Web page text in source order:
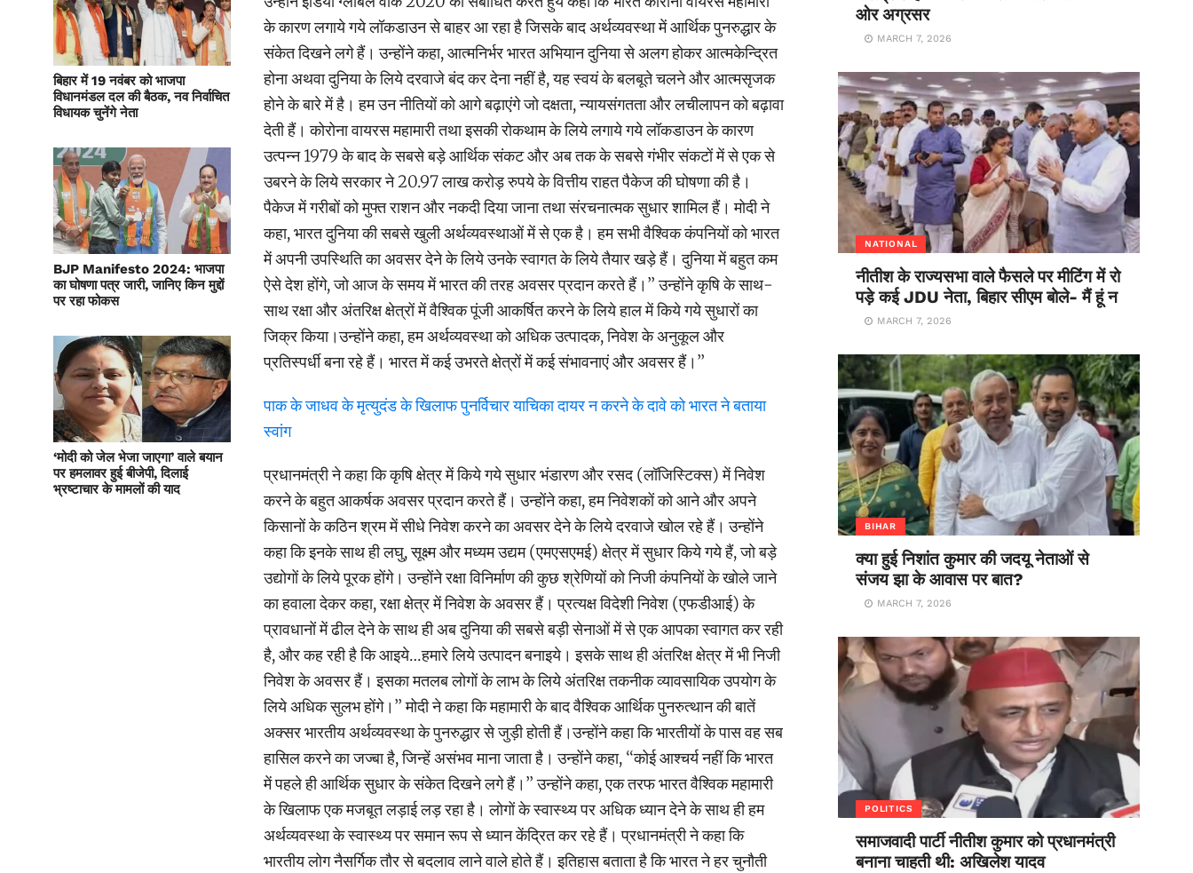
बिहार में 19 नवंबर को भाजपा
विधानमंडल दल की बैठक, नव निर्वाचित
विधायक चुनेंगे नेता
BJP Manifesto 2024: भाजपा
का घोषणा पत्र जारी, जानिए किन मुद्दों
पर रहा फोकस
‘मोदी को जेल भेजा जाएगा’ वाले बयान
पर हमलावर हुई बीजेपी, दिलाई
भ्रष्टाचार के मामलों की याद
के कारण लगाये गये लॉकडाउन से बाहर आ रहा है जिसके बाद अर्थव्यवस्था में आर्थिक पुनरुद्धार के
संकेत दिखने लगे हैं। उन्होंने कहा, आत्मनिर्भर भारत अभियान दुनिया से अलग होकर आत्मकेन्द्रित
होना अथवा दुनिया के लिये दरवाजे बंद कर देना नहीं है, यह स्वयं के बलबूते चलने और आत्मसृजक
होने के बारे में है। हम उन नीतियों को आगे बढ़ाएंगे जो दक्षता, न्यायसंगतता और लचीलापन को बढ़ावा
देती हैं। कोरोना वायरस महामारी तथा इसकी रोकथाम के लिये लगाये गये लॉकडाउन के कारण
उत्पन्न 1979 के बाद के सबसे बड़े आर्थिक संकट और अब तक के सबसे गंभीर संकटों में से एक से
उबरने के लिये सरकार ने 20.97 लाख करोड़ रुपये के वित्तीय राहत पैकेज की घोषणा की है।
पैकेज में गरीबों को मुफ्त राशन और नकदी दिया जाना तथा संरचनात्मक सुधार शामिल हैं। मोदी ने
कहा, भारत दुनिया की सबसे खुली अर्थव्यवस्थाओं में से एक है। हम सभी वैश्विक कंपनियों को भारत
में अपनी उपस्थिति का अवसर देने के लिये उनके स्वागत के लिये तैयार खड़े हैं। दुनिया में बहुत कम
ऐसे देश होंगे, जो आज के समय में भारत की तरह अवसर प्रदान करते हैं।’’ उन्होंने कृषि के साथ-
साथ रक्षा और अंतरिक्ष क्षेत्रों में वैश्विक पूंजी आकर्षित करने के लिये हाल में किये गये सुधारों का
जिक्र किया।उन्होंने कहा, हम अर्थव्यवस्था को अधिक उत्पादक, निवेश के अनुकूल और
प्रतिस्पर्धी बना रहे हैं। भारत में कई उभरते क्षेत्रों में कई संभावनाएं और अवसर हैं।’’
पाक के जाधव के मृत्युदंड के खिलाफ पुनर्विचार याचिका दायर न करने के दावे को भारत ने बताया
स्वांग
प्रधानमंत्री ने कहा कि कृषि क्षेत्र में किये गये सुधार भंडारण और रसद (लॉजिस्टिक्स) में निवेश
करने के बहुत आकर्षक अवसर प्रदान करते हैं। उन्होंने कहा, हम निवेशकों को आने और अपने
किसानों के कठिन श्रम में सीधे निवेश करने का अवसर देने के लिये दरवाजे खोल रहे हैं। उन्होंने
कहा कि इनके साथ ही लघु, सूक्ष्म और मध्यम उद्यम (एमएसएमई) क्षेत्र में सुधार किये गये हैं, जो बड़े
उद्योगों के लिये पूरक होंगे। उन्होंने रक्षा विनिर्माण की कुछ श्रेणियों को निजी कंपनियों के खोले जाने
का हवाला देकर कहा, रक्षा क्षेत्र में निवेश के अवसर हैं। प्रत्यक्ष विदेशी निवेश (एफडीआई) के
प्रावधानों में ढील देने के साथ ही अब दुनिया की सबसे बड़ी सेनाओं में से एक आपका स्वागत कर रही
है, और कह रही है कि आइये…हमारे लिये उत्पादन बनाइये। इसके साथ ही अंतरिक्ष क्षेत्र में भी निजी
निवेश के अवसर हैं। इसका मतलब लोगों के लाभ के लिये अंतरिक्ष तकनीक व्यावसायिक उपयोग के
लिये अधिक सुलभ होंगे।’’ मोदी ने कहा कि महामारी के बाद वैश्विक आर्थिक पुनरुत्थान की बातें
अक्सर भारतीय अर्थव्यवस्था के पुनरुद्धार से जुड़ी होती हैं।उन्होंने कहा कि भारतीयों के पास वह सब
हासिल करने का जज्बा है, जिन्हें असंभव माना जाता है। उन्होंने कहा, ‘‘कोई आश्चर्य नहीं कि भारत
में पहले ही आर्थिक सुधार के संकेत दिखने लगे हैं।’’ उन्होंने कहा, एक तरफ भारत वैश्विक महामारी
के खिलाफ एक मजबूत लड़ाई लड़ रहा है। लोगों के स्वास्थ्य पर अधिक ध्यान देने के साथ ही हम
अर्थव्यवस्था के स्वास्थ्य पर समान रूप से ध्यान केंद्रित कर रहे हैं। प्रधानमंत्री ने कहा कि
भारतीय लोग नैसर्गिक तौर से बदलाव लाने वाले होते हैं। इतिहास बताता है कि भारत ने हर चुनौती
ओर अग्रसर
MARCH 7, 2026
NATIONAL
नीतीश के राज्यसभा वाले फैसले पर मीटिंग में रो
पड़े कई JDU नेता, बिहार सीएम बोले- मैं हूं न
MARCH 7, 2026
BIHAR
क्या हुई निशांत कुमार की जदयू नेताओं से
संजय झा के आवास पर बात?
MARCH 7, 2026
POLITICS
समाजवादी पार्टी नीतीश कुमार को प्रधानमंत्री
बनाना चाहती थी: अखिलेश यादव